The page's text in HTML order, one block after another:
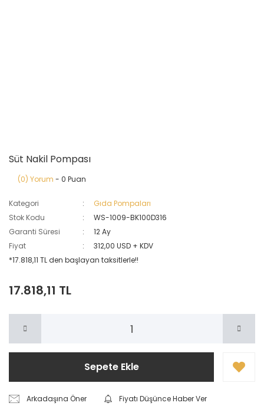
Süt Nakil Pompası
(0) Yorum - 0 Puan
Kategori
Gıda Pompaları
Stok Kodu
WS-1009-BK100D316
Garanti Süresi
12 Ay
Fiyat
312,00 USD + KDV
*17.818,11 TL den başlayan taksitlerle!!
17.818,11 TL
Sepete Ekle
Arkadaşına Öner
Fiyatı Düşünce Haber Ver